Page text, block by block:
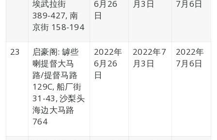
埃武拉街
389-427, 南
京街 158-194
6月26
日
月3日 7月6日
23
启豪阁: 罅些
喇提督大马
路/提督马路
129C, 船厂街
31-43, 沙梨头
海边大马路
764
2022年
6月26
日
2022年7
月3日
2022年
7月6日